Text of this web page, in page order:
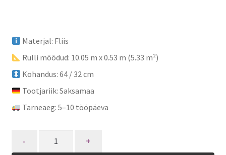
Materjal: Fliis
Rulli mõõdud: 10.05 m x 0.53 m (5.33 m²)
Kohandus: 64 / 32 cm
Tootjariik: Saksamaa
Tarneaeg: 5–10 tööpäeva